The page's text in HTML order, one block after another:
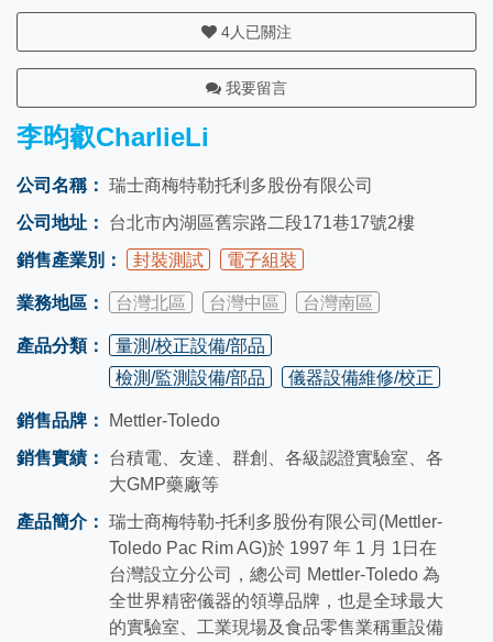
4人已關注
我要留言
李昀叡CharlieLi
公司名稱： 瑞士商梅特勒托利多股份有限公司
公司地址：
台北市內湖區舊宗路二段171巷17號2樓
銷售產業別：
封裝測試 電子組裝
業務地區： 台灣北區 台灣中區 台灣南區
產品分類：
量測/校正設備/部品
檢測/監測設備/部品
儀器設備維修/校正
銷售品牌：
Mettler-Toledo
銷售實績：
台積電、友達、群創、各級認證實驗室、各
大GMP藥廠等
產品簡介： 瑞士商梅特勒-托利多股份有限公司(Mettler-
Toledo Pac Rim AG)於 1997 年 1 月 1日在
台灣設立分公司，總公司 Mettler-Toledo 為
全世界精密儀器的領導品牌，也是全球最大
的實驗室、工業現場及食品零售業稱重設備